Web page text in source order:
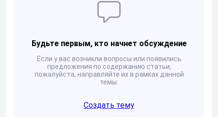
Будьте первым, кто начнет обсуждение
Если у вас возникли вопросы или появились
предложения по содержанию статьи,
пожалуйста, направляйте их в рамках данной
темы.
Создать тему